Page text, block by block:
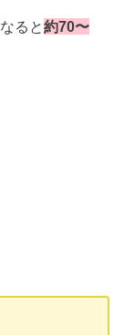
ると約70〜